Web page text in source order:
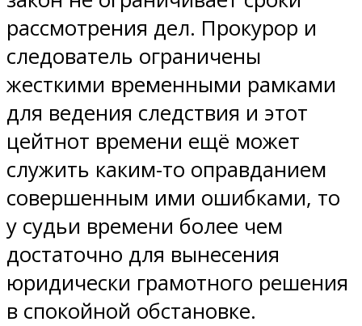
рассмотрения дел. Прокурор и
следователь ограничены
жесткими временными рамками
для ведения следствия и этот
цейтнот времени ещё может
служить каким-то оправданием
совершенным ими ошибками, то
у судьи времени более чем
достаточно для вынесения
юридически грамотного решения
в спокойной обстановке.